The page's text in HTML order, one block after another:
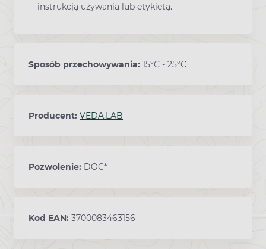
instrukcją używania lub etykietą.
Sposób przechowywania: 15°C - 25°C
Producent: VEDA.LAB
Pozwolenie: DOC*
Kod EAN: 3700083463156